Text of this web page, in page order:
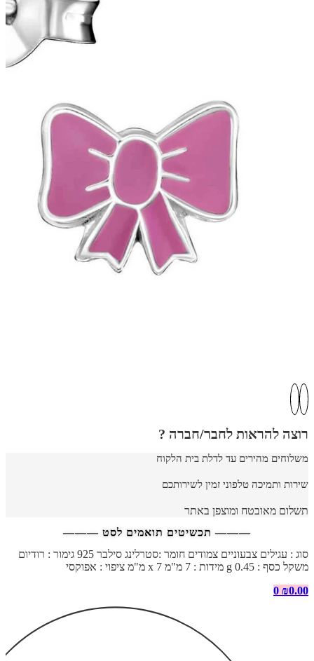
רוצה להראות לחבר/חברה ?
משלוחים מהירים עד לדלת בית הלקוח
שירות ותמיכה טלפוני זמין לשירותכם
תשלום מאובטח ומוצפן באתר
——— תכשיטים תואמים לסט ———
סוג : עגילים צבעוניים צמודים חומר :סטרלינג סילבר 925 גימור : רודיום
משקל כסף : 0.45 g מידות : 7 מ"מ x 7 מ"מ ציפוי : אפוקסי
₪0.00
0